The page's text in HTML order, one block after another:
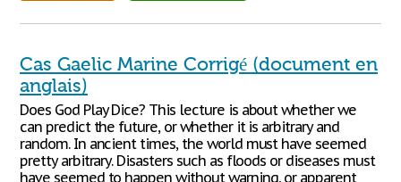
Cas Gaelic Marine Corrigé (document en
anglais)
Does God Play Dice? This lecture is about whether we
can predict the future, or whether it is arbitrary and
random. In ancient times, the world must have seemed
pretty arbitrary. Disasters such as floods or diseases must
have seemed to happen without warning, or apparent